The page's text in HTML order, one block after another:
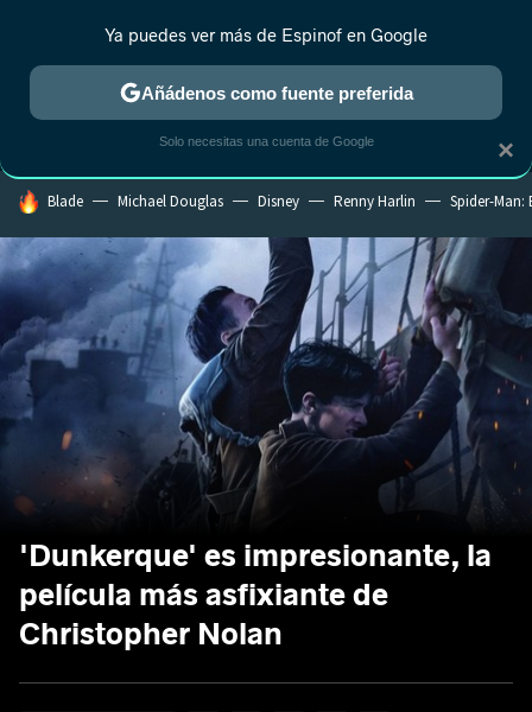
MENÚ NUEVO
ESTRENOS REALITY ANIME RANKINGS CINE
HOY SE HABLA DE
Blade Michael Douglas Disney Renny Harlin Spider-Man:
'Dunkerque' es impresionante, la
película más asfixiante de
Christopher Nolan
×
Ya puedes ver más de Espinof en Google
Añádenos como fuente preferida
Solo necesitas una cuenta de Google